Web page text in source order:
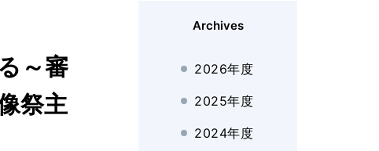
～審
祭主
Archives
2026年度
2025年度
2024年度